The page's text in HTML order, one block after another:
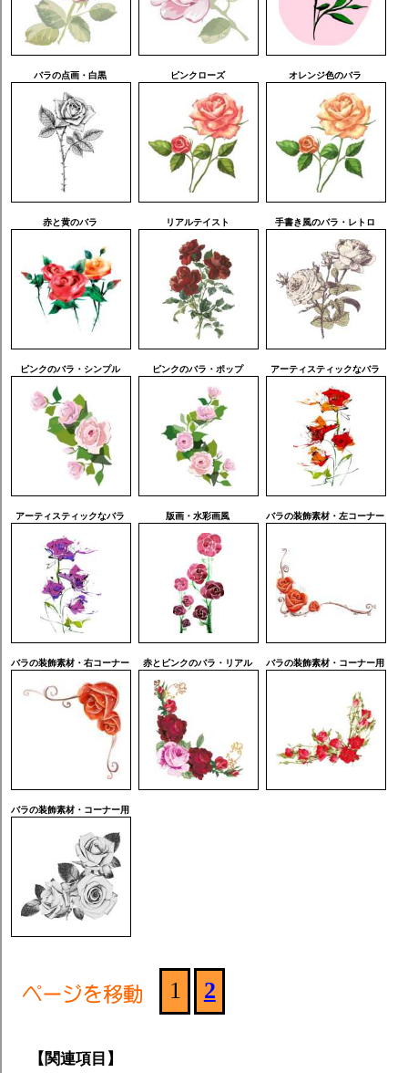
バラの点画・白黒 ピンクローズ オレンジ色のバラ
赤と黄のバラ リアルテイスト 手書き風のバラ・レトロ
ピンクのバラ・シンプル ピンクのバラ・ポップ アーティスティックなバラ
アーティスティックなバラ 版画・水彩画風 バラの装飾素材・左コーナー
バラの装飾素材・右コーナー 赤とピンクのバラ・リアル バラの装飾素材・コーナー用
バラの装飾素材・コーナー用
1 2
【関連項目】